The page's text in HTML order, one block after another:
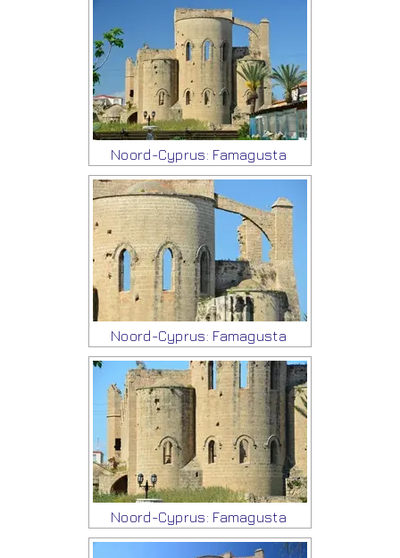
Noord-Cyprus: Famagusta
Noord-Cyprus: Famagusta
Noord-Cyprus: Famagusta